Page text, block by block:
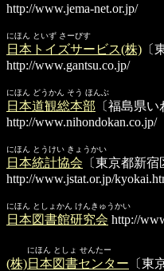
http://www.jema-net.or.jp/
にほん といず さーびす
日本トイズサービス(株) 〔
http://www.gantsu.co.jp/
にほん どうかん そう ほんぶ
日本道観総本部 〔福島県
http://www.nihondokan.co.jp/
にほん とうけい きょうかい
日本統計協会 〔東京都新
http://www.jstat.or.jp/
にほん としょかん けんきゅうかい
日本図書館研究会 http://
にほん としょ せんたー
(株)日本図書センター 〔東